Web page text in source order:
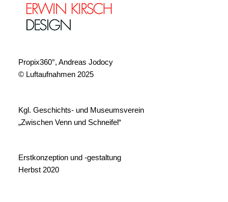
Propix360°, Andreas Jodocy
© Luftaufnahmen 2025
Kgl. Geschichts- und Museumsverein
„Zwischen Venn und Schneifel“
Erstkonzeption und -gestaltung
Herbst 2020